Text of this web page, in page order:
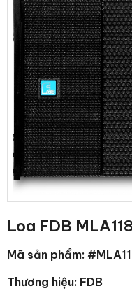
Loa FDB
Mã sản phẩm:
Thương hiệu: FDB